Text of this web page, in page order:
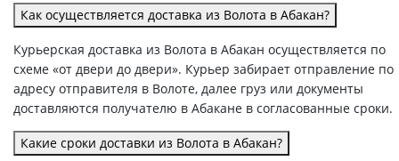
Как осуществляется доставка из Волота в Абакан?
Курьерская доставка из Волота в Абакан осуществляется по
схеме «от двери до двери». Курьер забирает отправление по
адресу отправителя в Волоте, далее груз или документы
доставляются получателю в Абакане в согласованные сроки.
Какие сроки доставки из Волота в Абакан?